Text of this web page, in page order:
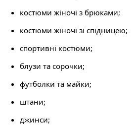
костюми жіночі з брюками;
костюми жіночі зі спідницею;
спортивні костюми;
блузи та сорочки;
футболки та майки;
штани;
джинси;